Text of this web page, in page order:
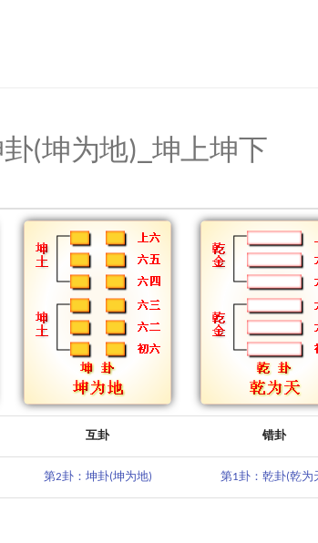
(坤为地)_坤上坤下
互卦 错卦
第2卦：坤卦(坤为地) 第1卦：乾卦(乾为